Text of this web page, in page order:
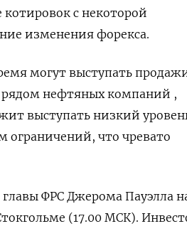
с некоторой
изменения форекса.
могут выступать
рядом нефтяных компаний ,
выступать низкий
ограничений, что чревато
ФРС Джерома Пауэлла
(17.00 МСК).